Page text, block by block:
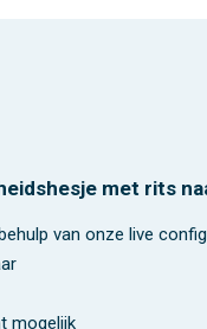
met rits
van onze live
mogelijk